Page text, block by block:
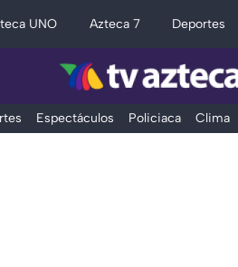
UNO Azteca 7 Deportes
Espectáculos Policiaca Clima